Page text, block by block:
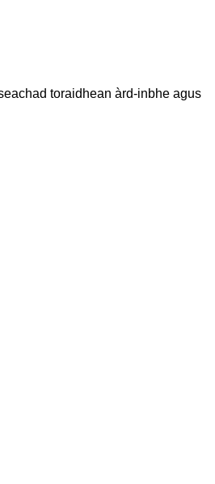
toraidhean àrd-inbhe agus